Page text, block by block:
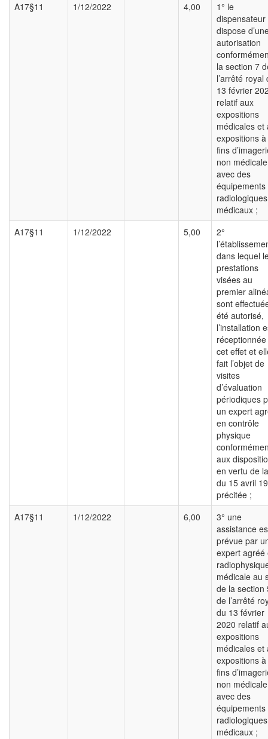
A17§11
1/12/2022 4,00
1° le
dispensateur
dispose
autorisation
la section 7
l’arrêté royal
13 février
relatif aux
expositions
médicales et
expositions
fins
non médicale
avec des
équipements
radiologiques
médicaux ;
A17§11
1/12/2022 5,00
2°
dans lequel
prestations
visées au
premier
sont
été autorisé,
l’installation
cet effet et
fait l’objet de
visites
d’évaluation
périodiques
un expert
en contrôle
physique
aux
en vertu de
du 15 avril
précitée ;
A17§11
1/12/2022 6,00
3° une
assistance
prévue par
expert agréé
médicale au
de la section
de l’arrêté
du 13 février
2020 relatif
expositions
médicales et
expositions
fins
non médicale
avec des
équipements
radiologiques
médicaux ;